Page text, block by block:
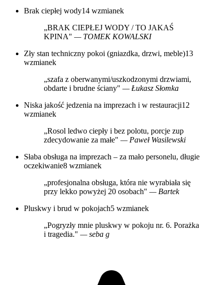
Brak ciepłej wody14 wzmianek
„BRAK CIEPŁEJ WODY / TO JAKAŚ
KPINA" — TOMEK KOWALSKI
Zły stan techniczny pokoi (gniazdka, drzwi, meble)13
wzmianek
„szafa z oberwanymi/uszkodzonymi drzwiami,
obdarte i brudne ściany" — Łukasz Słomka
Niska jakość jedzenia na imprezach i w restauracji12
wzmianek
„Rosol ledwo ciepły i bez polotu, porcje zup
zdecydowanie za małe" — Paweł Wasilewski
Słaba obsługa na imprezach – za mało personelu, długie
oczekiwanie8 wzmianek
„profesjonalna obsługa, która nie wyrabiała się
przy lekko powyżej 20 osobach" — Bartek
Pluskwy i brud w pokojach5 wzmianek
„Pogryzły mnie pluskwy w pokoju nr. 6. Porażka
i tragedia." — seba g